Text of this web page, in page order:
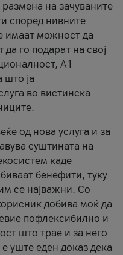
на зачуваните
според нивните
имаат можност да
да го подарат на свој
А1
што ја
во вистинска
од нова услуга и за
суштината на
каде
бенефити, туку
се најважни. Со
добива моќ да
пофлексибилно и
што трае и за него
уште еден доказ дека